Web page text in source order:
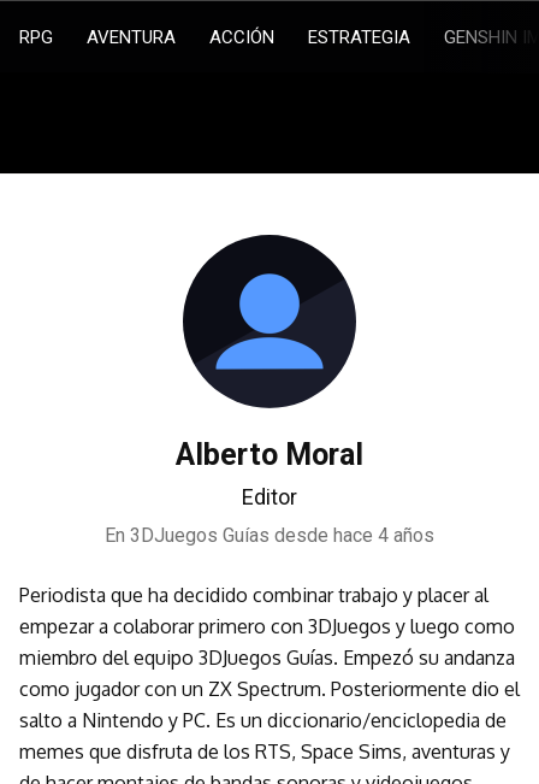
RPG AVENTURA ACCIÓN ESTRATEGIA GENSHIN
Alberto Moral
Editor
En 3DJuegos Guías desde hace 4 años
Periodista que ha decidido combinar trabajo y placer al
empezar a colaborar primero con 3DJuegos y luego como
miembro del equipo 3DJuegos Guías. Empezó su andanza
como jugador con un ZX Spectrum. Posteriormente dio el
salto a Nintendo y PC. Es un diccionario/enciclopedia de
memes que disfruta de los RTS, Space Sims, aventuras y